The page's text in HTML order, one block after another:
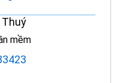
Thuý
mềm